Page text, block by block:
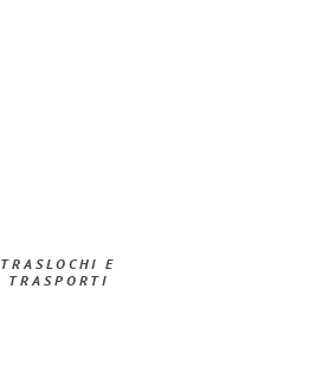
TRASLOCHI E
TRASPORTI​